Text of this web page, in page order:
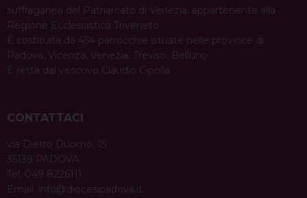
suffraganea del Patriarcato di Venezia, appartenente alla
Regione Ecclesiastica Triveneto.
È costituita da 454 parrocchie situate nelle province di
Padova, Vicenza, Venezia, Treviso, Belluno.
È retta dal vescovo Claudio Cipolla.
CONTATTACI
via Dietro Duomo, 15
35139 PADOVA
Tel. 049 8226111
Email: info@diocesipadova.it